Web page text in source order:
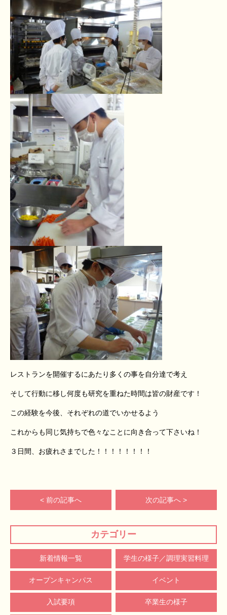
カテゴリー
新着情報一覧 学生の様子／調理実習料理
オープンキャンパス イベント
入試要項 卒業生の様子
レストランを開催するにあたり多くの事を自分達で考え
そして行動に移し何度も研究を重ねた時間は皆の財産です！
この経験を今後、それぞれの道でいかせるよう
これからも同じ気持ちで色々なことに向き合って下さいね！
３日間、お疲れさまでした！！！！！！！！
< 前の記事へ 次の記事へ >